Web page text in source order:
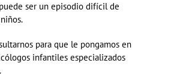
ser un episodio difícil de
para que le pongamos en
infantiles especializados